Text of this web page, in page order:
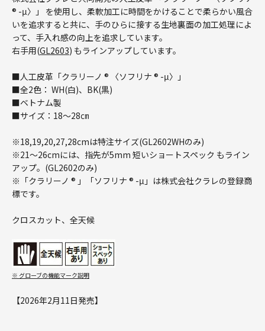
® -μ〉」 を使用し、柔軟加工に時間をかけることで柔らかい風合
いを追求すると共に、手のひらに接する生地裏面の加工処理によ
って、手入れ感の向上を追求しています。
右手用(GL2603) もラインアップしています。
■人工皮革「クラリーノ ® 〈ソフリナ ® -μ〉」
■全2色： WH(白)、BK(黒)
■ベトナム製
■サイズ：18～28㎝
※18,19,20,27,28cmは特注サイズ(GL2602WHのみ)
※21～26cmには、指先が5mm 短いショートスペック もライン
アップ。(GL2602のみ)
※「クラリーノ ® 」「ソフリナ ® -μ」は株式会社クラレの登録商
標です。
クロスカット、全天候
※ グローブの機能マーク説明
【2026年2月11日発売】